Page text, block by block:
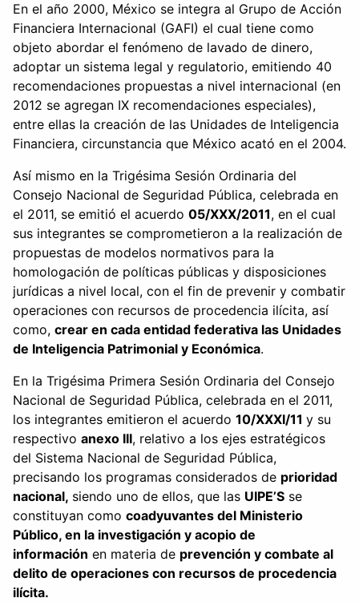
En el año 2000, México se integra al Grupo de Acción
Financiera Internacional (GAFI) el cual tiene como
objeto abordar el fenómeno de lavado de dinero,
adoptar un sistema legal y regulatorio, emitiendo 40
recomendaciones propuestas a nivel internacional (en
2012 se agregan IX recomendaciones especiales),
entre ellas la creación de las Unidades de Inteligencia
Financiera, circunstancia que México acató en el 2004.
Así mismo en la Trigésima Sesión Ordinaria del
Consejo Nacional de Seguridad Pública, celebrada en
el 2011, se emitió el acuerdo 05/XXX/2011, en el cual
sus integrantes se comprometieron a la realización de
propuestas de modelos normativos para la
homologación de políticas públicas y disposiciones
jurídicas a nivel local, con el fin de prevenir y combatir
operaciones con recursos de procedencia ilícita, así
como, crear en cada entidad federativa las Unidades
de Inteligencia Patrimonial y Económica.
En la Trigésima Primera Sesión Ordinaria del Consejo
Nacional de Seguridad Pública, celebrada en el 2011,
los integrantes emitieron el acuerdo 10/XXXI/11 y su
respectivo anexo III, relativo a los ejes estratégicos
del Sistema Nacional de Seguridad Pública,
precisando los programas considerados de prioridad
nacional, siendo uno de ellos, que las UIPE’S se
constituyan como coadyuvantes del Ministerio
Público, en la investigación y acopio de
información en materia de prevención y combate al
delito de operaciones con recursos de procedencia
ilícita.